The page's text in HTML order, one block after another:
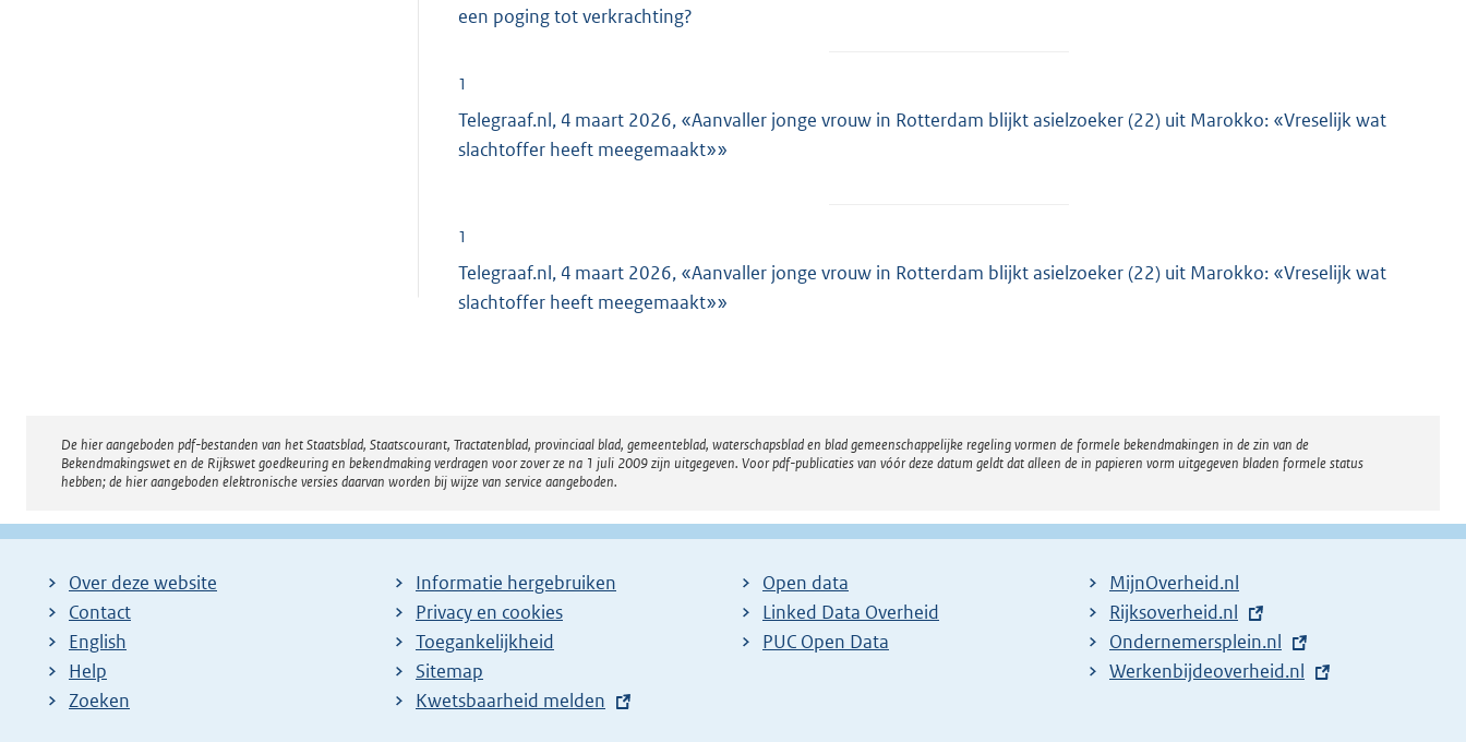
een poging tot verkrachting?
1
Telegraaf.nl, 4 maart 2026, «Aanvaller jonge vrouw in Rotterdam blijkt asielzoeker (22) uit Marokko: «Vreselijk wat
slachtoffer heeft meegemaakt»»
1
Telegraaf.nl, 4 maart 2026, «Aanvaller jonge vrouw in Rotterdam blijkt asielzoeker (22) uit Marokko: «Vreselijk wat
slachtoffer heeft meegemaakt»»
Disclaimer
De hier aangeboden pdf-bestanden van het Staatsblad, Staatscourant, Tractatenblad, provinciaal blad, gemeenteblad, waterschapsblad en blad gemeenschappelijke regeling vormen de formele bekendmakingen in de zin van de
Bekendmakingswet en de Rijkswet goedkeuring en bekendmaking verdragen voor zover ze na 1 juli 2009 zijn uitgegeven. Voor pdf-publicaties van vóór deze datum geldt dat alleen de in papieren vorm uitgegeven bladen formele status
hebben; de hier aangeboden elektronische versies daarvan worden bij wijze van service aangeboden.
Over deze website
Contact
English
Help
Zoeken
Informatie hergebruiken
Privacy en cookies
Toegankelijkheid
Sitemap
E
Kwetsbaarheid melden
Open data
Linked Data Overheid
PUC Open Data
MijnOverheid.nl
E
x
t
Rijksoverheid.nl
E
x
Ondernemersplein.nl
E
Werkenbijdeoverheid.nl